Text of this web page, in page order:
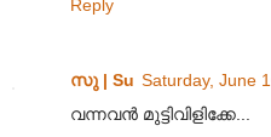
Reply
സു | Su Saturday, June
വന്നവന്‍ മുട്ടിവിളിക്കേ...